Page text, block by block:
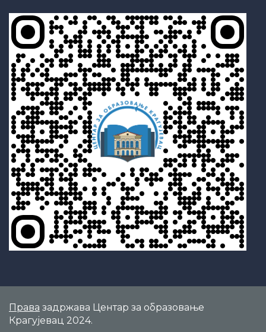
Права задржава Центар за образовање
Крагујевац 2024.